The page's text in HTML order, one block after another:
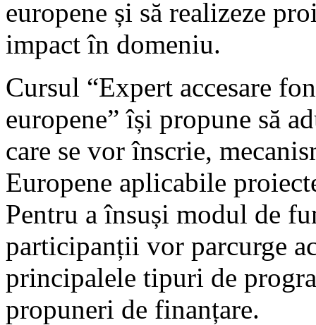
europene și să realizeze
impact în domeniu.
Cursul “Expert accesare
europene” își propune să
care se vor înscrie,
Europene aplicabile
Pentru a însuși modul de
participanții vor parcurge
principalele tipuri de
propuneri de finanțare.